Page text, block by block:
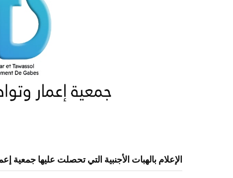
الإعلام بالهبات الأجنبية التي تحصلت عليها جمعية إعمار و